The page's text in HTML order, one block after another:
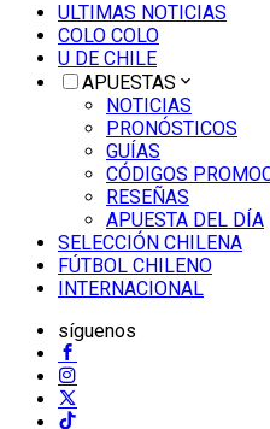
ULTIMAS NOTICIAS
COLO COLO
U DE CHILE
APUESTAS
NOTICIAS
PRONÓSTICOS
GUÍAS
CÓDIGOS
RESEÑAS
APUESTA DEL DÍA
SELECCIÓN CHILENA
FÚTBOL CHILENO
INTERNACIONAL
síguenos